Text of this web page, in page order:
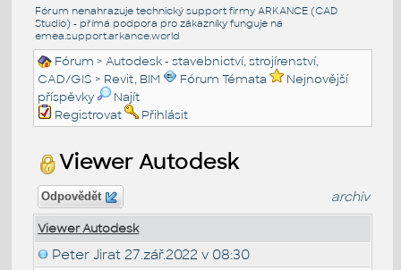
Fórum nenahrazuje technický support firmy ARKANCE (CAD
Studio) - přímá podpora pro zákazníky funguje na
emea.support.arkance.world
Fórum >Autodesk - stavebnictví, strojírenství,
CAD/GIS > Revit, BIM Fórum Témata
Nejnovější
příspěvky
Najít
Registrovat
Přihlásit
Viewer Autodesk
Odpovědět archiv
Viewer Autodesk
Peter Jirat 27.zář.2022 v 08:30